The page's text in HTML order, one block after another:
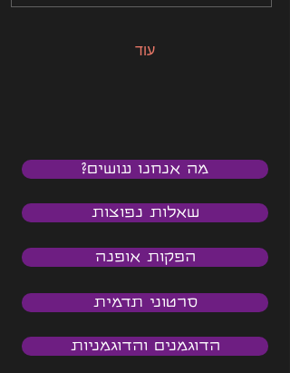
עוד
מה אנחנו עושים?
שאלות נפוצות
הפקות אופנה
סרטוני תדמית
הדוגמנים והדוגמניות